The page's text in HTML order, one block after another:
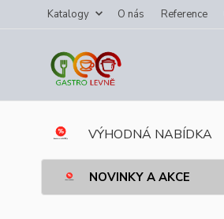
Katalogy O nás Reference
VÝHODNÁ NABÍDKA
NOVINKY A AKCE